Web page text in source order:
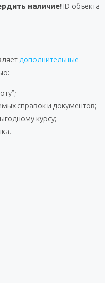
наличие! ID объекта
дополнительные
справок и документов;
курсу;